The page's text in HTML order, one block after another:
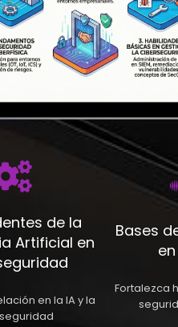
de la
Artificial en
en la IA y la
Bases
Fortalezca